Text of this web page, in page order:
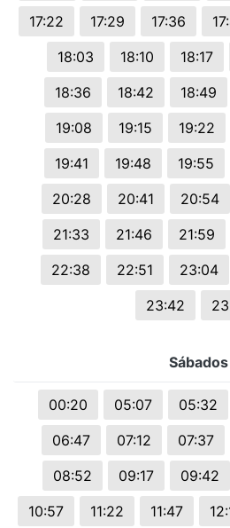
17:22
17:29 17:36
18:03
18:10 18:17
18:36
18:42 18:49
19:08
19:15 19:22
19:41
19:48 19:55
20:28
20:41 20:54
21:33
21:46 21:59
22:38
22:51 23:04
23:42
Sábados
00:20 05:07 05:32
06:47
07:12 07:37
08:52
09:17 09:42
10:57
11:22 11:47